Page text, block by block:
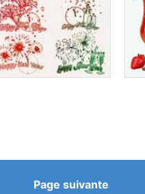
Page suivante